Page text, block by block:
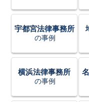
宇都宮法律事務所
の事例
横浜法律事務所
の事例